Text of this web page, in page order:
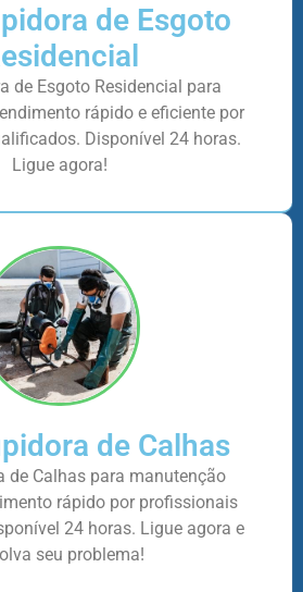
de Esgoto
de Esgoto Residencial para
rápido e eficiente por
Disponível 24 horas.
Ligue agora!
de Calhas
de Calhas para manutenção
rápido por profissionais
24 horas. Ligue agora e
seu problema!